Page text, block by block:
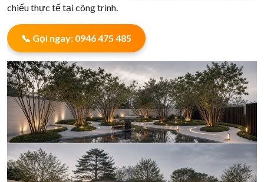
chiếu thực tế tại công trình.
📞 Gọi ngay: 0946 475 485